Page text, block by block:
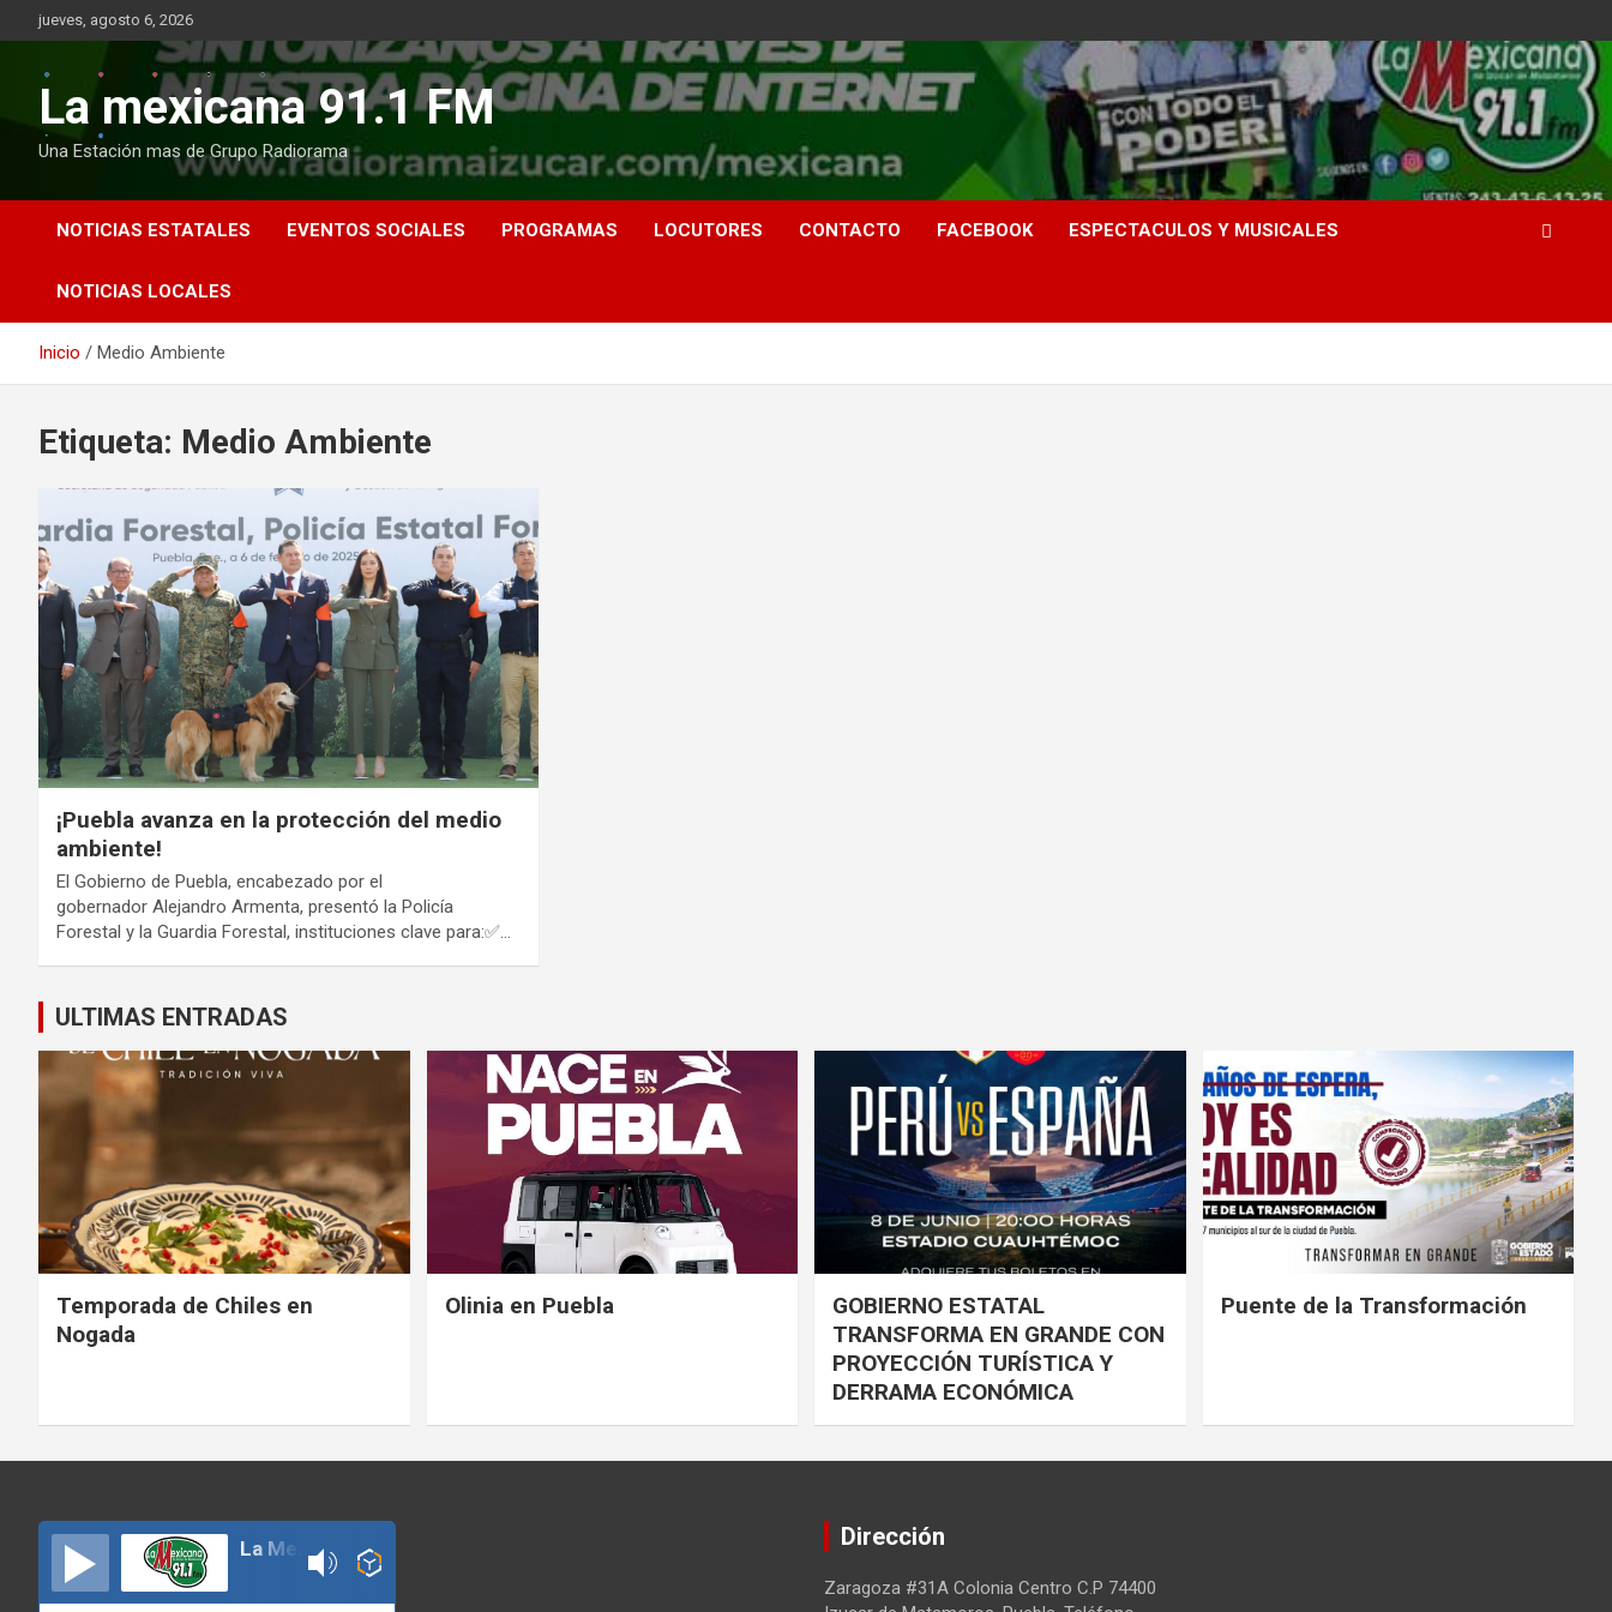
Saltar
al
jueves, agosto 6, 2026
La mexicana 91.1 FM
Una Estación mas de Grupo Radiorama
NOTICIAS ESTATALES EVENTOS SOCIALES PROGRAMAS LOCUTORES CONTACTO FACEBOOK ESPECTACULOS Y MUSICALES
NOTICIAS LOCALES
Inicio Medio Ambiente
Etiqueta: Medio Ambiente
¡Puebla avanza en la protección del medio
ambiente!
El Gobierno de Puebla, encabezado por el
gobernador Alejandro Armenta, presentó la Policía
Forestal y la Guardia Forestal, instituciones clave para:✅…
ULTIMAS ENTRADAS
Temporada de Chiles en
Nogada
Olinia en Puebla
GOBIERNO ESTATAL
TRANSFORMA EN GRANDE CON
PROYECCIÓN TURÍSTICA Y
DERRAMA ECONÓMICA
Puente de la Transformación
Dirección
Zaragoza #31A Colonia Centro C.P 74400